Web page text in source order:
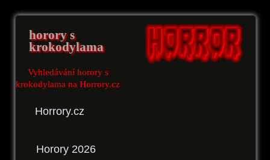
horory s
krokodylama
Vyhledávání horory s
krokodylama na Horrory.cz
Horrory.cz
Horory 2026